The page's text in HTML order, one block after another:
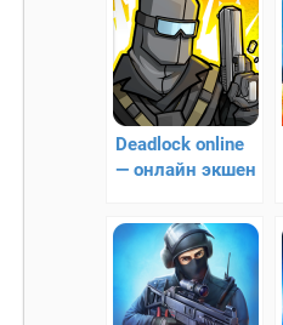
Deadlock online
— онлайн экшен